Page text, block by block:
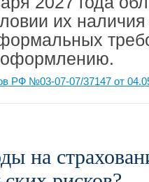
их
оформлению.
РФ №03-07-07/37147 от
на